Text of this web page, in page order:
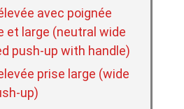
avec poignée
et large (neutral wide
push-up with handle)
prise large (wide
up)